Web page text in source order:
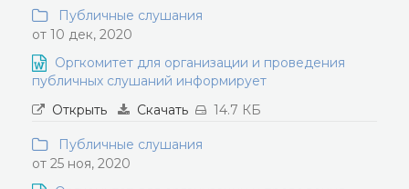
Публичные слушания
от 10 дек, 2020
Оргкомитет для организации и проведения
публичных слушаний информирует
Открыть
Скачать 14.7 КБ
Публичные слушания
от 25 ноя, 2020